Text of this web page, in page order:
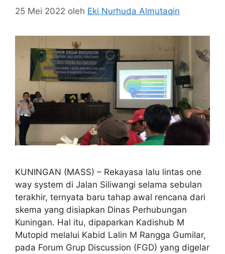
25 Mei 2022 oleh Eki Nurhuda Almutaqin
KUNINGAN (MASS) – Rekayasa lalu lintas one
way system di Jalan Siliwangi selama sebulan
terakhir, ternyata baru tahap awal rencana dari
skema yang disiapkan Dinas Perhubungan
Kuningan. Hal itu, dipaparkan Kadishub M
Mutopid melalui Kabid Lalin M Rangga Gumilar,
pada Forum Grup Discussion (FGD) yang digelar